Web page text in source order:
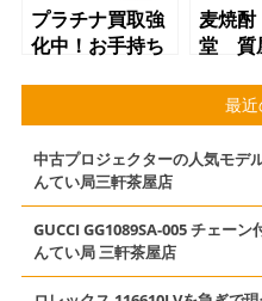
プラチナ買取強
化中！お手持ち
させて頂きま
す！
麦焼
堂 質
屋店
都市線
らお
様より
て頂き
最
中古プロジェクターの人気モデ
んてい局三軒茶屋店
GUCCI GG1089SA-005 チェー
んてい局 三軒茶屋店